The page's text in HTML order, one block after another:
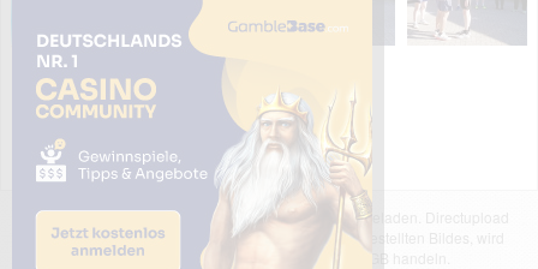
Das dargestellte Bild wurde von einem Nutzer hochgeladen. Directupload
übernimmt keinerlei Haftung für den Inhalt des dargestellten Bildes, wird
jedoch bei Verstößen nach §2(3) unserer AGB handeln.